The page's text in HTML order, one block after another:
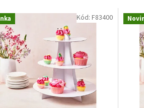
Kód: F83400